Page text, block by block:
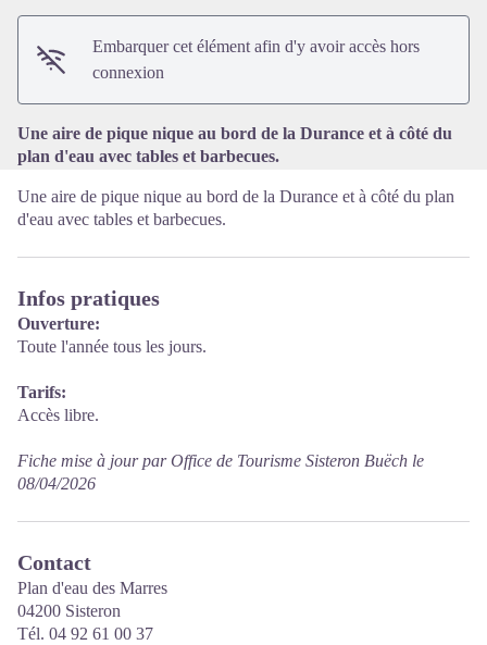
Embarquer cet élément afin d'y avoir accès hors
connexion
Une aire de pique nique au bord de la Durance et à côté du
plan d'eau avec tables et barbecues.
Une aire de pique nique au bord de la Durance et à côté du plan
d'eau avec tables et barbecues.
Infos pratiques
Ouverture:
Toute l'année tous les jours.
Tarifs:
Accès libre.
Fiche mise à jour par Office de Tourisme Sisteron Buëch le
08/04/2026
Contact
Plan d'eau des Marres
04200 Sisteron
Tél. 04 92 61 00 37